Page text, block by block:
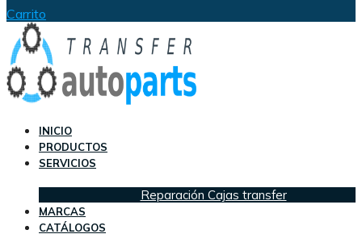
Carrito
INICIO
PRODUCTOS
SERVICIOS
Reparación Cajas transfer
MARCAS
CATÁLOGOS